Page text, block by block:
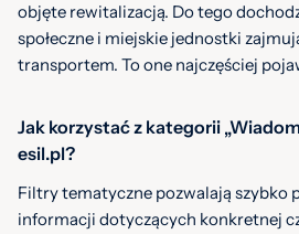
objęte rewitalizacją. Do tego
społeczne i miejskie jednostki
transportem. To one najczęściej
Jak korzystać z kategorii
esil.pl?
Filtry tematyczne pozwalają szybko
informacji dotyczących konkretnej